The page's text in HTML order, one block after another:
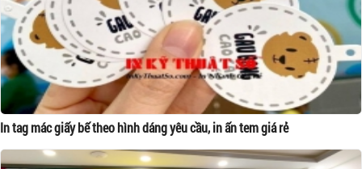
In tag mác giấy bế theo hình dáng yêu cầu, in ấn tem giá rẻ